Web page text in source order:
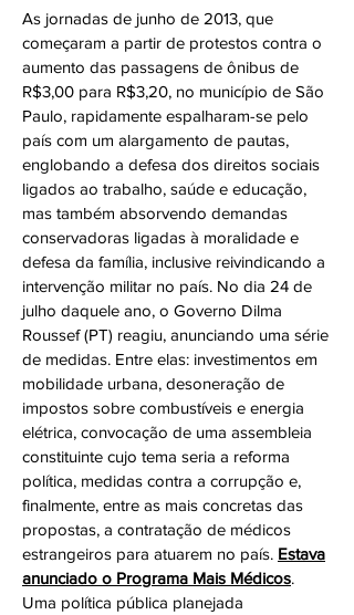
As jornadas de junho de 2013, que
começaram a partir de protestos contra o
aumento das passagens de ônibus de
R$3,00 para R$3,20, no município de São
Paulo, rapidamente espalharam-se pelo
país com um alargamento de pautas,
englobando a defesa dos direitos sociais
ligados ao trabalho, saúde e educação,
mas também absorvendo demandas
conservadoras ligadas à moralidade e
defesa da família, inclusive reivindicando a
intervenção militar no país. No dia 24 de
julho daquele ano, o Governo Dilma
Roussef (PT) reagiu, anunciando uma série
de medidas. Entre elas: investimentos em
mobilidade urbana, desoneração de
impostos sobre combustíveis e energia
elétrica, convocação de uma assembleia
constituinte cujo tema seria a reforma
política, medidas contra a corrupção e,
finalmente, entre as mais concretas das
propostas, a contratação de médicos
estrangeiros para atuarem no país. Estava
anunciado o Programa Mais Médicos.
Uma política pública planejada